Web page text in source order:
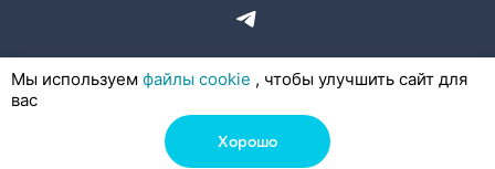
© 2026, ООО «Деловая Канцелярия»
Мы используем файлы cookie , чтобы улучшить сайт для
вас
Хорошо